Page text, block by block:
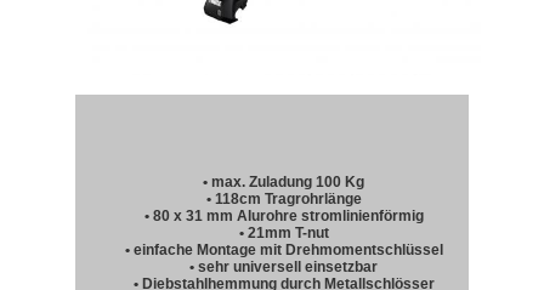
• max. Zuladung 100 Kg
• 118cm Tragrohrlänge
• 80 x 31 mm Alurohre stromlinienförmig
• 21mm T-nut
• einfache Montage mit Drehmomentschlüssel
• sehr universell einsetzbar
• Diebstahlhemmung durch Metallschlösser